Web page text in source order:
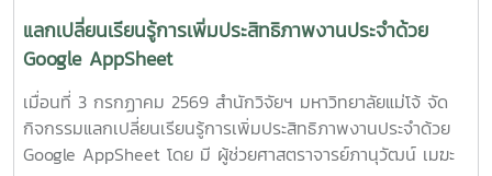
ปลาด้วยระบบผลิตน้ำร้อนและไฟฟ้าพลังงานแสงอาทิตย์ร่วมกับ
ปั๊มความร้อนอัจฉริยะเพื่อเพิ่มศักยภาพการผลิตพันธุ์ปลาเชิง
พาณิชย์" โดย ผู้ช่วยศาสตราจารย์ ดร.สราวุธ พลวงษ์ศรี หัวหน้า
โครงการ
แลกเปลี่ยนเรียนรู้การเพิ่มประสิทธิภาพงานประจำด้วย
Google AppSheet
เมื่อนที่ 3 กรกฏาคม 2569 สำนักวิจัยฯ มหาวิทยาลัยแม่โจ้ จัด
กิจกรรมแลกเปลี่ยนเรียนรู้การเพิ่มประสิทธิภาพงานประจำด้วย
Google AppSheet โดย มี ผู้ช่วยศาสตราจารย์ภานุวัฒน์ เมฆะ